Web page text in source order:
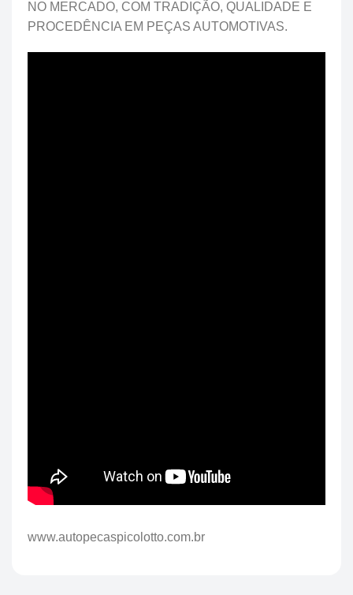
NO MERCADO, COM TRADIÇÃO, QUALIDADE E
PROCEDÊNCIA EM PEÇAS AUTOMOTIVAS.
www.autopecaspicolotto.com.br